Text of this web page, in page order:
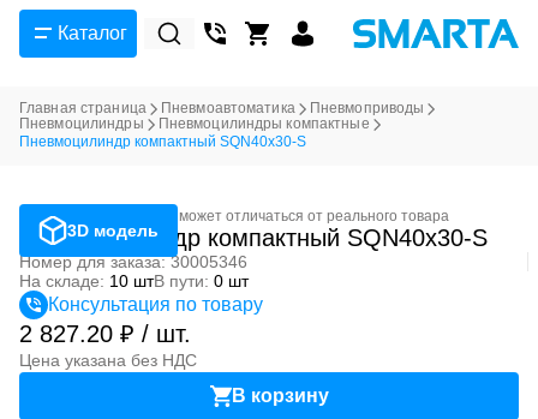
Каталог
Главная страница Пневмоавтоматика
Пневмоприводы
Пневмоцилиндры
Пневмоцилиндры компактные
Пневмоцилиндр компактный SQN40x30-S
3D модель
Фотография может отличаться от реального товара
Пневмоцилиндр компактный SQN40x30-S
Номер для заказа: 30005346
На складе: 10 штВ пути: 0 шт
Консультация по товару
2 827.20 ₽ / шт.
Цена указана без НДС
В корзину